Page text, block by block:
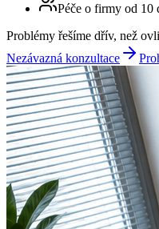
Péče o firmy od 10
Problémy řešíme dřív, než
Nezávazná konzultace